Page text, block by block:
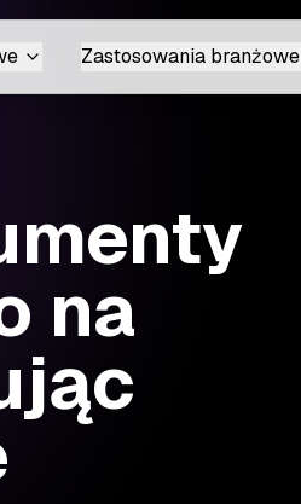
Zastosowania branżowe
na